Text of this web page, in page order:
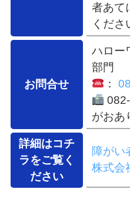
者あて
くださ
お問合せ
ハロー
部門
：
がおあ
詳細はコチ
ラをご覧く
ださい
障がい
株式会